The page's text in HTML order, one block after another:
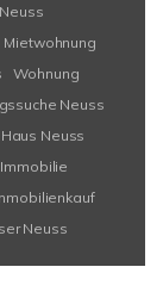
Mietwohnung
Wohnung
Neuss
Haus Neuss
Immobilie
Neuss